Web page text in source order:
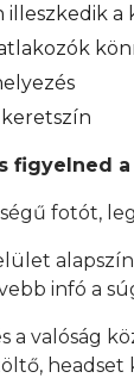
illeszkedik a
figyelned a
fotót,
infó a
a valóság
headset